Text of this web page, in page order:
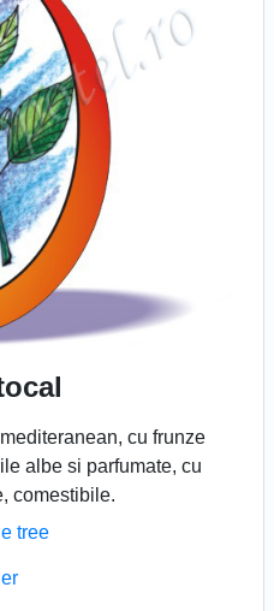
cu frunze
albe si parfumate, cu
comestibile.
tree